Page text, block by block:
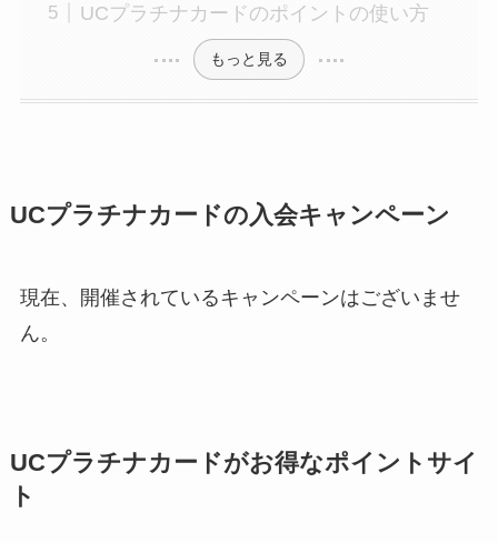
UCプラチナカードのポイントの使い方
もっと見る
UCプラチナカードの入会キャンペーン
現在、開催されているキャンペーンはございませ
ん。
UCプラチナカードがお得なポイントサイ
ト